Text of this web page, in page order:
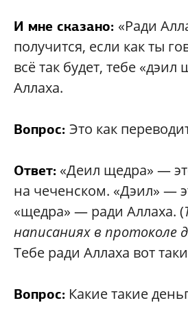
И мне сказано: «Ради
получится, если как ты
всё так будет, тебе «дэил
Аллаха.
Вопрос: Это как
Ответ: «Деил щедра» —
на чеченском. «Дэил» —
«щедра» — ради Аллаха. (
написаниях в протоколе
Тебе ради Аллаха вот
Вопрос: Какие такие